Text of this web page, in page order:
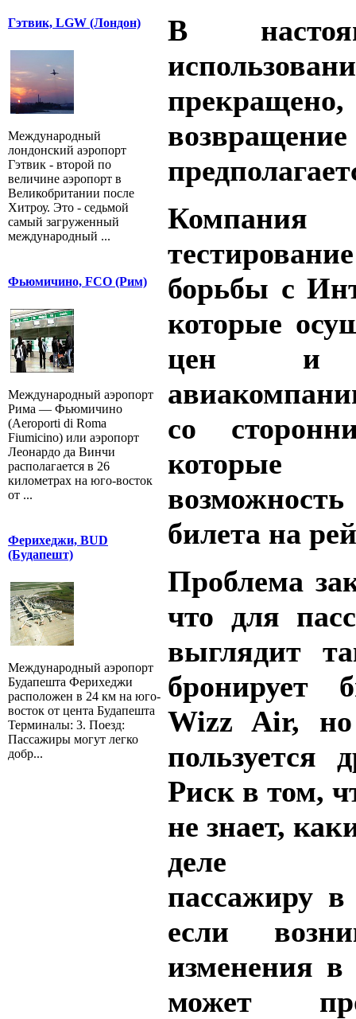
Гэтвик, LGW (Лондон)
Международный
лондонский аэропорт
Гэтвик - второй по
величине аэропорт в
Великобритании после
Хитроу. Это - седьмой
самый загруженный
международный ...
Фьюмичино, FCO (Рим)
Международный аэропорт
Рима — Фьюмичино
(Aeroporti di Roma
Fiumicino) или аэропорт
Леонардо да Винчи
располагается в 26
километрах на юго-восток
от ...
Ферихеджи, BUD
(Будапешт)
Международный аэропорт
Будапешта Ферихеджи
расположен в 24 км на юго-
восток от цента Будапешта
Терминалы: 3. Поезд:
Пассажиры могут легко
добр...
В
борьбы с
которые
цен и
со
билета на
Проблема
что для
выглядит
бронирует
Wizz Air,
пользуется
Риск в том,
не знает,
деле
пассажиру
если
изменения
может